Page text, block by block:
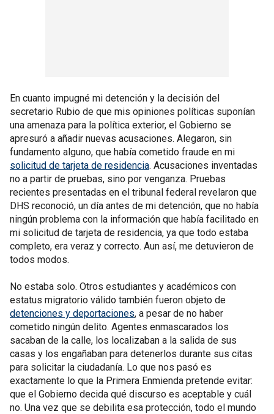
En cuanto impugné mi detención y la decisión del
secretario Rubio de que mis opiniones políticas suponían
una amenaza para la política exterior, el Gobierno se
apresuró a añadir nuevas acusaciones. Alegaron, sin
fundamento alguno, que había cometido fraude en mi
solicitud de tarjeta de residencia. Acusaciones inventadas
no a partir de pruebas, sino por venganza. Pruebas
recientes presentadas en el tribunal federal revelaron que
DHS reconoció, un día antes de mi detención, que no había
ningún problema con la información que había facilitado en
mi solicitud de tarjeta de residencia, ya que todo estaba
completo, era veraz y correcto. Aun así, me detuvieron de
todos modos.
No estaba solo. Otros estudiantes y académicos con
estatus migratorio válido también fueron objeto de
detenciones y deportaciones, a pesar de no haber
cometido ningún delito. Agentes enmascarados los
sacaban de la calle, los localizaban a la salida de sus
casas y los engañaban para detenerlos durante sus citas
para solicitar la ciudadanía. Lo que nos pasó es
exactamente lo que la Primera Enmienda pretende evitar:
que el Gobierno decida qué discurso es aceptable y cuál
no. Una vez que se debilita esa protección, todo el mundo